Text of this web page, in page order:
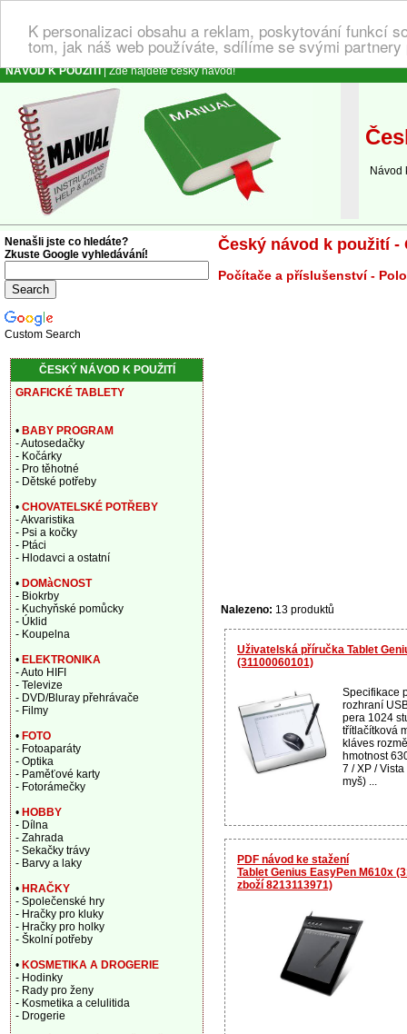
K personalizaci obsahu a reklam, poskytování funkcí
tom, jak náš web používáte, sdílíme se svými
NÁVOD K POUŽITÍ| Zde najdete český návod!
Návod
Český návod k použití -
Počítače a příslušenství -
Nalezeno: 13 produktů
Uživatelská příručka Tablet
(31100060101)
Specifikace
rozhraní
pera 1024
třítlačítková
kláves
hmotnost
7 / XP /
myš) ...
PDF návod ke stažení
Tablet Genius EasyPen M610x
zboží 8213113971)
Nenašli jste co hledáte?
Zkuste Google vyhledávání!
Custom Search
ČESKÝ NÁVOD K POUŽITÍ
GRAFICKÉ TABLETY
• BABY PROGRAM
- Autosedačky
- Kočárky
- Pro těhotné
- Dětské potřeby
• CHOVATELSKÉ POTŘEBY
- Akvaristika
- Psi a kočky
- Ptáci
- Hlodavci a ostatní
• DOMàCNOST
- Biokrby
- Kuchyňské pomůcky
- Úklid
- Koupelna
• ELEKTRONIKA
- Auto HIFI
- Televize
- DVD/Bluray přehrávače
- Filmy
• FOTO
- Fotoaparáty
- Optika
- Paměťové karty
- Fotorámečky
• HOBBY
- Dílna
- Zahrada
- Sekačky trávy
- Barvy a laky
• HRAČKY
- Společenské hry
- Hračky pro kluky
- Hračky pro holky
- Školní potřeby
• KOSMETIKA A DROGERIE
- Hodinky
- Rady pro ženy
- Kosmetika a celulitida
- Drogerie